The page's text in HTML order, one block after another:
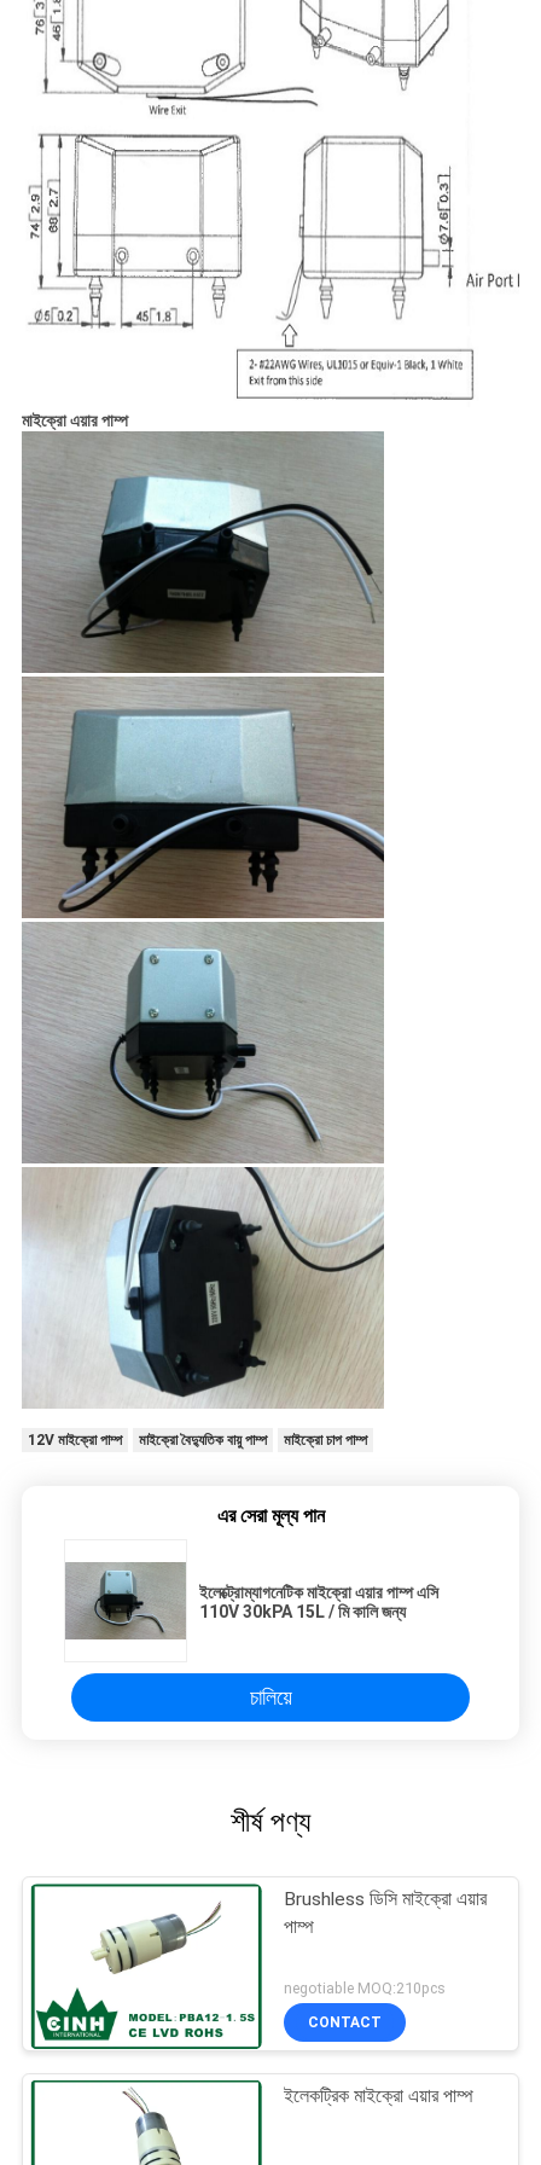
মাইক্রো এয়ার পাম্প
12V মাইক্রো পাম্প মাইক্রো বৈদ্যুতিক বায়ু পাম্প মাইক্রো চাপ পাম্প
এর সেরা মূল্য পান
ইলেক্ট্রোম্যাগনেটিক মাইক্রো এয়ার পাম্প এসি
110V 30kPA 15L / মি কালি জন্য
চালিয়ে
শীর্ষ পণ্য
Brushless ডিসি মাইক্রো এয়ার
পাম্প
negotiable MOQ:210pcs
CONTACT
ইলেকট্রিক মাইক্রো এয়ার পাম্প